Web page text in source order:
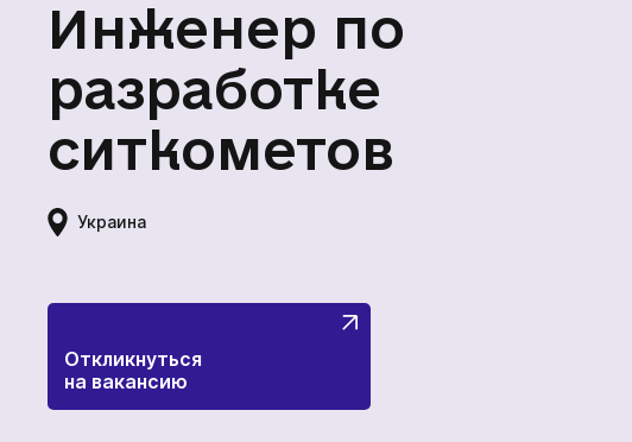
Сеткомет
ВАКАНСИИ
МЕРЧ КОМПАНИИ
О НАС
КОНТАКТЫ
Инженер по
разработке
ситкометов
Украина
Откликнуться
на вакансию